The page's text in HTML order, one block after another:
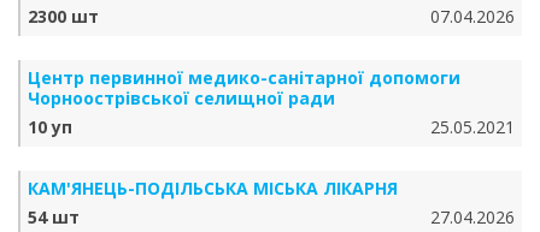
2300 шт
07.04.2026
Центр первинної медико-санітарної допомоги
Чорноострівської селищної ради
10 уп
25.05.2021
КАМ'ЯНЕЦЬ-ПОДІЛЬСЬКА МІСЬКА ЛІКАРНЯ
54 шт
27.04.2026